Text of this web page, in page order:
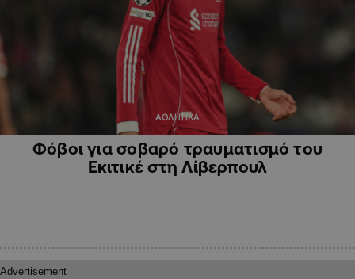
ΑΘΛΗΤΙΚΑ
Φόβοι για σοβαρό τραυματισμό του
Εκιτικέ στη Λίβερπουλ